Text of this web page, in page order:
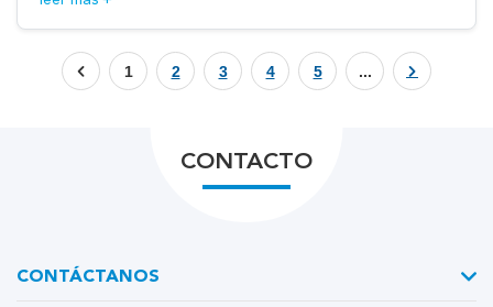
1 2 3 4 5 ...
CONTACTO
CONTÁCTANOS